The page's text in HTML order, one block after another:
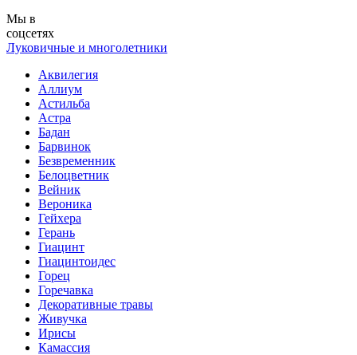
Мы в
соцсетях
Луковичные и многолетники
Аквилегия
Аллиум
Астильба
Астра
Бадан
Барвинок
Безвременник
Белоцветник
Вейник
Вероника
Гейхера
Герань
Гиацинт
Гиацинтоидес
Горец
Горечавка
Декоративные травы
Живучка
Ирисы
Камассия